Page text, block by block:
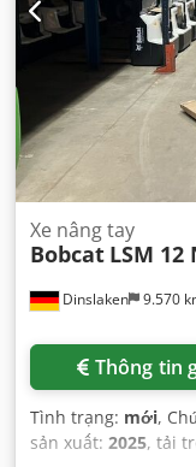
Dinslaken 9.570
Xe nâng tay
Bobcat LSM 12
Thông tin
Tình trạng: mới,
sản xuất: 2025, tải